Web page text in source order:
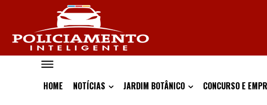
HOME NOTÍCIAS JARDIM BOTÂNICO CONCURSO E